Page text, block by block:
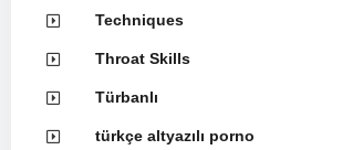
Techniques
Throat Skills
Türbanlı
türkçe altyazılı porno